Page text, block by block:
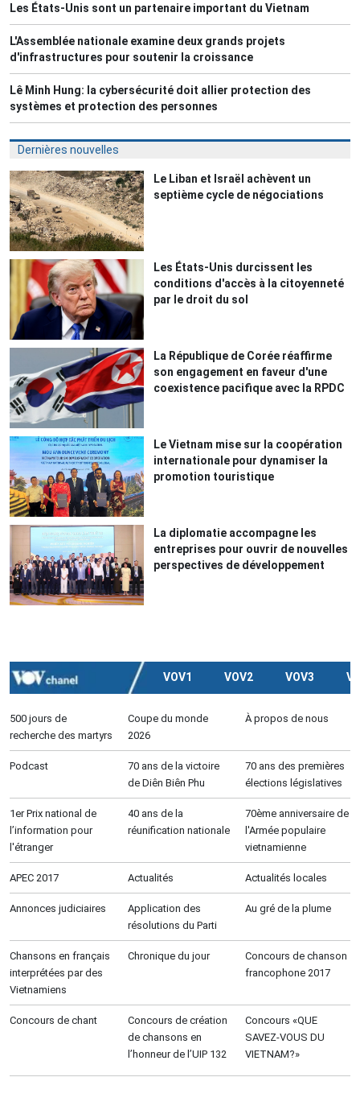
Les États-Unis sont un partenaire important du Vietnam
L'Assemblée nationale examine deux grands projets
d'infrastructures pour soutenir la croissance
Lê Minh Hung: la cybersécurité doit allier protection des
systèmes et protection des personnes
Dernières nouvelles
Le Liban et Israël achèvent un
septième cycle de négociations
Les États-Unis durcissent les
conditions d'accès à la citoyenneté
par le droit du sol
La République de Corée réaffirme
son engagement en faveur d'une
coexistence pacifique avec la RPDC
Le Vietnam mise sur la coopération
internationale pour dynamiser la
promotion touristique
La diplomatie accompagne les
entreprises pour ouvrir de nouvelles
perspectives de développement
VOV1 VOV2 VOV3
500 jours de
recherche des martyrs
Coupe du monde
2026
À propos de nous
Podcast
70 ans de la victoire
de Diên Biên Phu
70 ans des premières
élections législatives
1er Prix national de
l’information pour
l'étranger
40 ans de la
réunification nationale
70ème anniversaire de
l'Armée populaire
vietnamienne
APEC 2017 Actualités Actualités locales
Annonces judiciaires
Application des
résolutions du Parti
Au gré de la plume
Chansons en français
interprétées par des
Vietnamiens
Chronique du jour
Concours de chanson
francophone 2017
Concours de chant
Concours de création
de chansons en
l’honneur de l’UIP 132
Concours «QUE
SAVEZ-VOUS DU
VIETNAM?»